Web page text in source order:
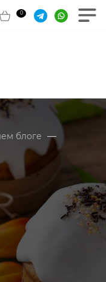
0
блоге —